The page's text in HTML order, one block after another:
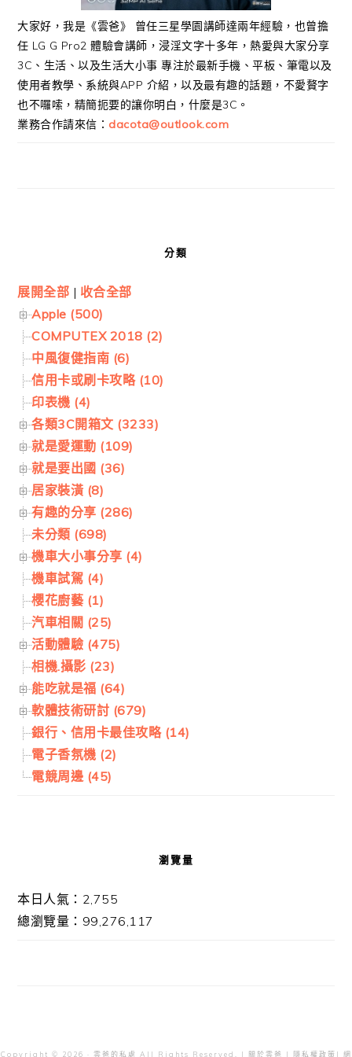
大家好，我是《雲爸》 曾任三星學園講師達兩年經驗，也曾擔
任 LG G Pro2 體驗會講師，浸淫文字十多年，熱愛與大家分享
3C、生活、以及生活大小事 專注於最新手機、平板、筆電以及
使用者教學、系統與APP 介紹，以及最有趣的話題，不愛贅字
也不囉嗦，精簡扼要的讓你明白，什麼是3C。
業務合作請來信： dacota@outlook.com
分類
展開全部 | 收合全部
Apple (500)
COMPUTEX 2018 (2)
中風復健指南 (6)
信用卡或刷卡攻略 (10)
印表機 (4)
各類3C開箱文 (3233)
就是愛運動 (109)
就是要出國 (36)
居家裝潢 (8)
有趣的分享 (286)
未分類 (698)
機車大小事分享 (4)
機車試駕 (4)
櫻花廚藝 (1)
汽車相關 (25)
活動體驗 (475)
相機.攝影 (23)
能吃就是福 (64)
軟體技術研討 (679)
銀行、信用卡最佳攻略 (14)
電子香氛機 (2)
電競周邊 (45)
瀏覽量
本日人氣：2,755
總瀏覽量：99,276,117
Copyright © 2026 · 雲爸的私處 All Rights Reserved. | 關於雲爸 | 隱私權政策 | 網